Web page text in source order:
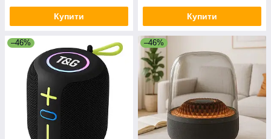
Купити Купити
–46% –46%